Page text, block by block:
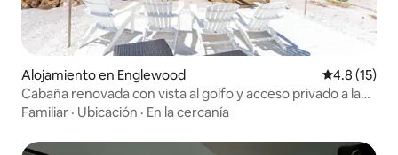
Alojamiento en Englewood Calificación
4.8 (15)
Cabaña renovada con vista al golfo y acceso privado a la
playa
Familiar · Ubicación · En la cercanía